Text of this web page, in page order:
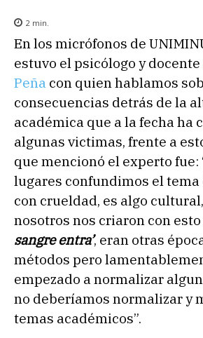
2 min.
En los micrófonos de
estuvo el psicólogo y docente
Peña con quien hablamos
consecuencias detrás de la
académica que a la fecha ha
algunas victimas, frente a
que mencionó el experto fue:
lugares confundimos el
con crueldad, es algo
nosotros nos criaron con esto
sangre entra’, eran otras
métodos pero
empezado a normalizar
no deberíamos normalizar y
temas académicos”.